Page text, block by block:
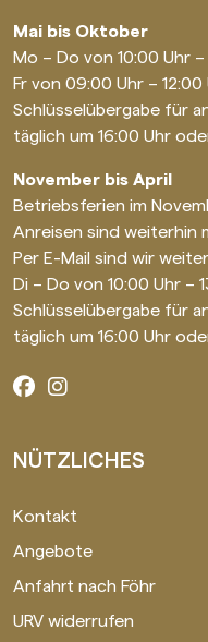
Mai bis Oktober
Mo – Do von 10:00 Uhr
Fr von 09:00 Uhr – 12:00
Schlüsselübergabe für
täglich um 16:00 Uhr
November bis April
Betriebsferien im
Anreisen sind weiterhin
Per E-Mail sind wir
Di – Do von 10:00 Uhr –
Schlüsselübergabe für
täglich um 16:00 Uhr
NÜTZLICHES
Kontakt
Angebote
Anfahrt nach Föhr
URV widerrufen